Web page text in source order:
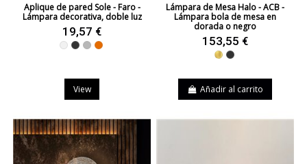
Aplique de pared Sole - Faro -
Lámpara decorativa, doble luz
19,57 €
Blanco
Negro
GrisNaranja
View
Lámpara de Mesa Halo - ACB -
Lámpara bola de mesa en
dorada o negro
153,55 €
Dorado
Negro
Añadir al carrito